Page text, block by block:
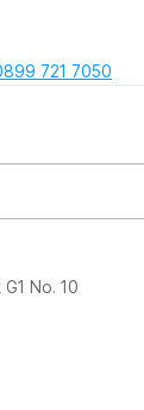
721 7050
No. 10